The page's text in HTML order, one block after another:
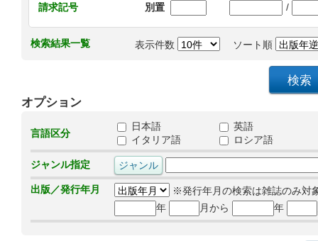
請求記号
別置 /
検索結果一覧 表示件数 ソート順
オプション
言語区分
日本語
英語
イタリア語
ロシア語
ジャンル指定
出版／発行年月
※発行年月の検索は雑誌のみ対
年
月から 年